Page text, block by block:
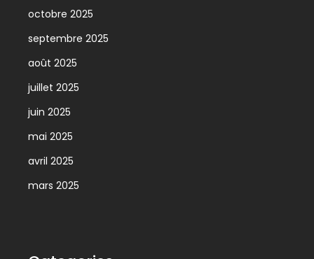
octobre 2025
septembre 2025
août 2025
juillet 2025
juin 2025
mai 2025
avril 2025
mars 2025